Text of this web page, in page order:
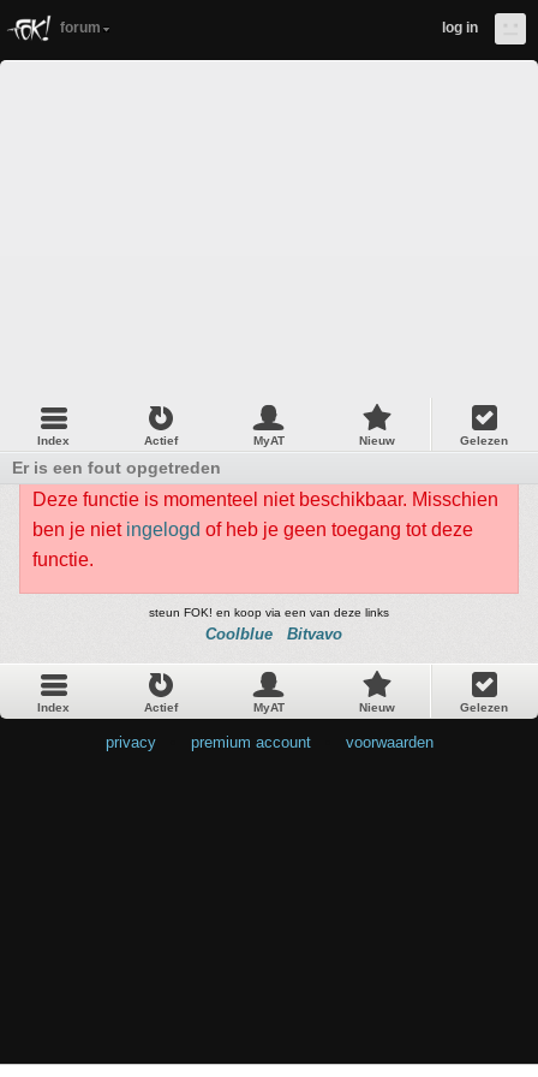
forum log in
Index Actief MyAT Nieuw Gelezen
Er is een fout opgetreden
Deze functie is momenteel niet beschikbaar. Misschien
ben je niet ingelogd of heb je geen toegang tot deze
functie.
steun FOK! en koop via een van deze links
Coolblue Bitvavo
Index Actief MyAT Nieuw Gelezen
privacy premium account voorwaarden